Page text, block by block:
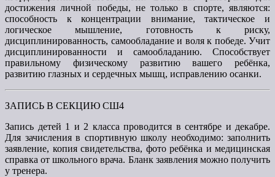
достижения личной победы, не только в спорте, являются:
способность к концентрации внимание, тактическое и
логическое мышление, готовность к риску,
дисциплинированность, самообладание и воля к победе. Учит
дисциплинированности и самообладанию. Способствует
правильному физическому развитию вашего ребёнка,
развитию глазных и сердечных мышц, исправлению осанки.
ЗАПИСЬ В СЕКЦИЮ СШ4
Запись детей 1 и 2 класса проводится в сентябре и декабре.
Для зачисления в спортивную школу необходимо: заполнить
заявление, копия свидетельства, фото ребёнка и медицинская
справка от школьного врача. Бланк заявления можно получить
у тренера.